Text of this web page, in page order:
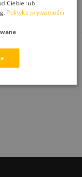
Ciebie lub
Polityka prywatności